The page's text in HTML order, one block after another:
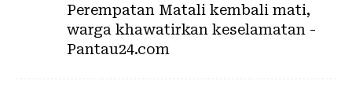
Perempatan Matali kembali mati,
warga khawatirkan keselamatan -
Pantau24.com